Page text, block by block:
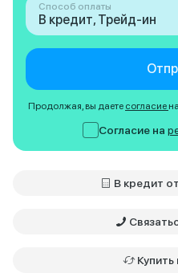
Способ оплаты
В кредит, Трейд-ин
Продолжая, вы даете согласие
Согласие на
В